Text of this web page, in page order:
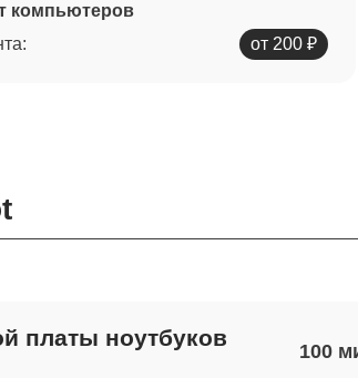
компьютеров
от 200 ₽
платы ноутбуков
100